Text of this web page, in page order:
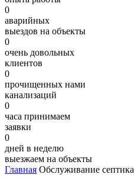
0
аварийных
выездов на объекты
0
очень довольных
клиентов
0
прочищенных нами
канализаций
0
часа принимаем
заявки
0
дней в неделю
выезжаем на объекты
Главная Обслуживание септика